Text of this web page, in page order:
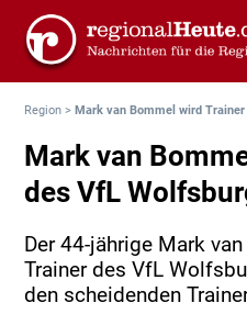
Region >Mark van Bommel wird
Mark van
des VfL
Der 44-jährige Mark
Trainer des VfL
den scheidenden